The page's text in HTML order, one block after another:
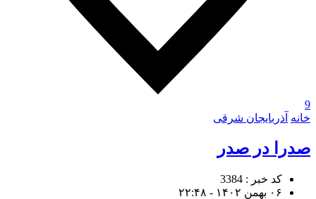
9
خانه آذربایجان شرقی
صدرا در صدر
کد خبر : 3384
۰۶ بهمن ۱۴۰۲ - ۲۲:۴۸